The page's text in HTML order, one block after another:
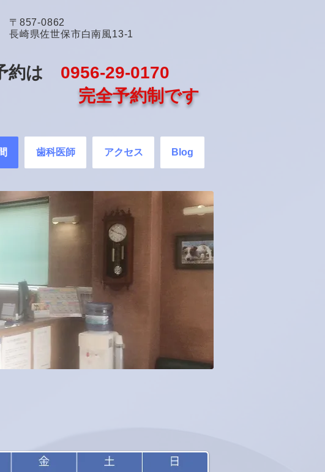
〒857-0862
長崎県佐世保市白南風13-1
約は 0956-29-0170
完全予約制です
歯科医師 アクセス Blog